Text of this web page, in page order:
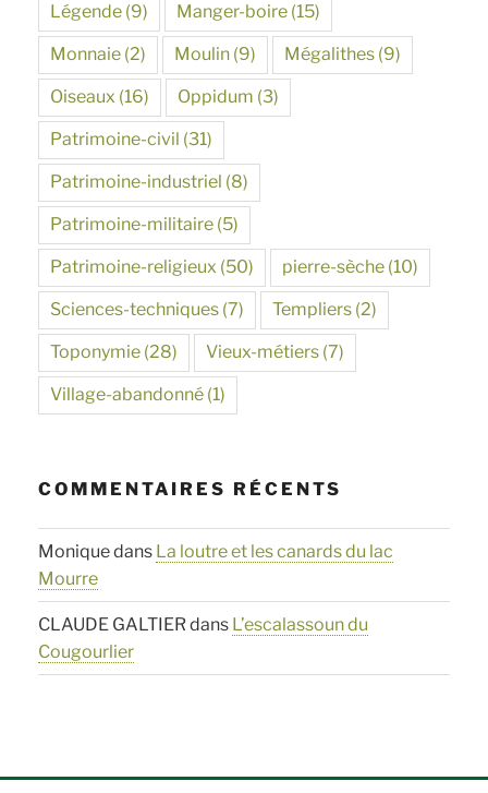
Légende (9) Manger-boire (15)
Monnaie (2) Moulin (9) Mégalithes (9)
Oiseaux (16) Oppidum (3)
Patrimoine-civil (31)
Patrimoine-industriel (8)
Patrimoine-militaire (5)
Patrimoine-religieux (50) pierre-sèche (10)
Sciences-techniques (7) Templiers (2)
Toponymie (28) Vieux-métiers (7)
Village-abandonné (1)
COMMENTAIRES RÉCENTS
Moniquedans La loutre et les canards du lac
Mourre
CLAUDE GALTIERdans L’escalassoun du
Cougourlier